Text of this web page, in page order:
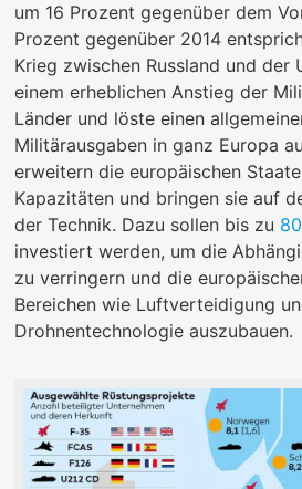
um 16 Prozent gegenüber dem
Prozent gegenüber 2014
Krieg zwischen Russland und der
einem erheblichen Anstieg der
Länder und löste einen
Militärausgaben in ganz Europa
erweitern die europäischen
Kapazitäten und bringen sie auf
der Technik. Dazu sollen bis zu
investiert werden, um die
zu verringern und die
Bereichen wie Luftverteidigung
Drohnentechnologie auszubauen.